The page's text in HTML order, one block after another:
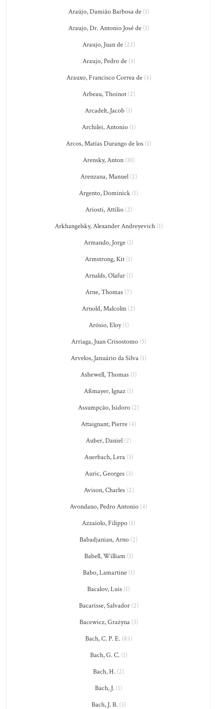
Araújo, Damião Barbosa de(1)
Araujo, Dr. Antonio José de(1)
Araujo, Juan de(22)
Araujo, Pedro de(3)
Arauxo, Francisco Correa de(4)
Arbeau, Thoinot(2)
Arcadelt, Jacob (1)
Archilei, Antonio(1)
Arcos, Matías Durango de los (1)
Arensky, Anton(10)
Arenzana, Manuel(2)
Argento, Dominick (1)
Ariosti, Attilio(2)
Arkhangelsky, Alexander Andreyevich(1)
Armando, Jorge (1)
Armstrong, Kit (1)
Arnalds, Olafur(1)
Arne, Thomas (7)
Arnold, Malcolm (2)
Arósio, Eloy(1)
Arriaga, Juan Crisostomo(3)
Arvelos, Januário da Silva (1)
Ashewell, Thomas (1)
Aßmayer, Ignaz (1)
Assumpção, Isidoro (2)
Attaignant, Pierre (4)
Auber, Daniel (2)
Auerbach, Lera(3)
Auric, Georges(3)
Avison, Charles(2)
Avondano, Pedro Antonio (4)
Azzaiolo, Filippo (1)
Babadjanian, Arno (2)
Babell, William(1)
Babo, Lamartine(1)
Bacalov, Luis (1)
Bacarisse, Salvador(2)
Bacewicz, Grażyna(3)
Bach, C. P. E.(85)
Bach, G. C.(1)
Bach, H. (2)
Bach, J. (1)
Bach, J. B.(3)